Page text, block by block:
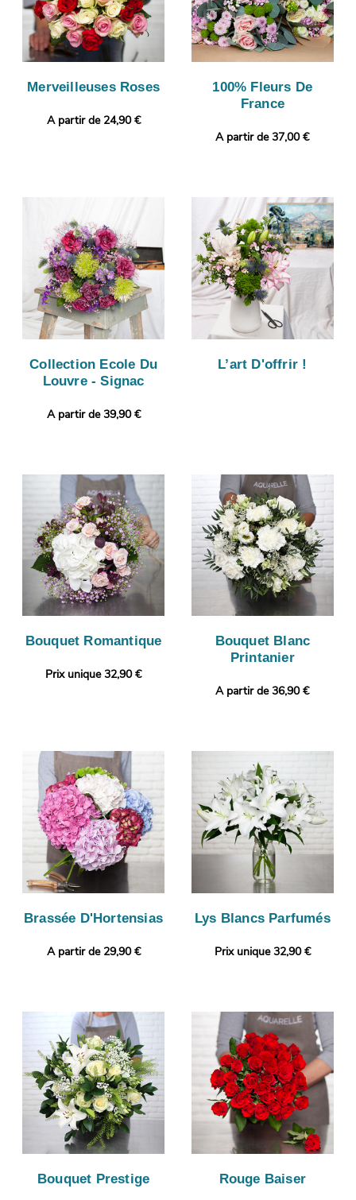
Merveilleuses Roses
A partir de 24,90 €
100% Fleurs De
France
A partir de 37,00 €
Collection Ecole Du
Louvre - Signac
A partir de 39,90 €
L’art D'offrir !
Bouquet Romantique
Prix unique 32,90 €
Bouquet Blanc
Printanier
A partir de 36,90 €
Brassée D'Hortensias
A partir de 29,90 €
Lys Blancs Parfumés
Prix unique 32,90 €
Bouquet Prestige Rouge Baiser